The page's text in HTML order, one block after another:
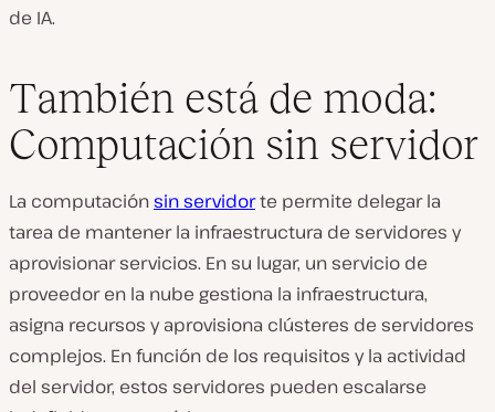
de IA.
También está de moda:
Computación sin servidor
La computaciónsin servidorte permite delegar la
tarea de mantener la infraestructura de servidores y
aprovisionar servicios. En su lugar, un servicio de
proveedor en la nube gestiona la infraestructura,
asigna recursos y aprovisiona clústeres de servidores
complejos. En función de los requisitos y la actividad
del servidor, estos servidores pueden escalarse